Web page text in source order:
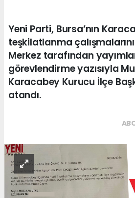
Yeni Parti, Bursa’nın
teşkilatlanma
Merkez tarafından
görevlendirme yazısıyla
Karacabey Kurucu İlçe
atandı.